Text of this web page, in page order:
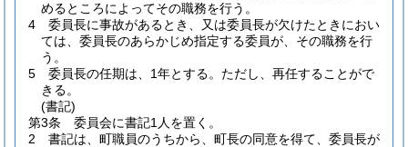
めるところによってその職務を行う。
4
委員長に事故があるとき、又は委員長が欠けたときにおい
ては、委員長のあらかじめ指定する委員が、その職務を行
う。
5
委員長の任期は、1年とする。 ただし、再任することがで
きる。
(書記)
第3条
委員会に書記1人を置く。
2
書記は、町職員のうちから、町長の同意を得て、委員長が